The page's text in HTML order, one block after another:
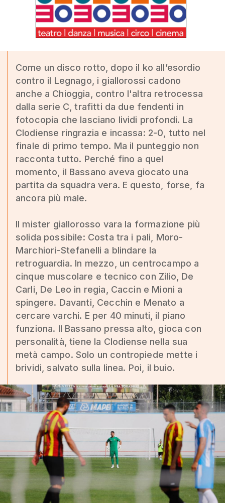
Come un disco rotto, dopo il ko all’esordio
contro il Legnago, i giallorossi cadono
anche a Chioggia, contro l'altra retrocessa
dalla serie C, trafitti da due fendenti in
fotocopia che lasciano lividi profondi. La
Clodiense ringrazia e incassa: 2-0, tutto nel
finale di primo tempo. Ma il punteggio non
racconta tutto. Perché fino a quel
momento, il Bassano aveva giocato una
partita da squadra vera. E questo, forse, fa
ancora più male.
Il mister giallorosso vara la formazione più
solida possibile: Costa tra i pali, Moro-
Marchiori-Stefanelli a blindare la
retroguardia. In mezzo, un centrocampo a
cinque muscolare e tecnico con Zilio, De
Carli, De Leo in regia, Caccin e Mioni a
spingere. Davanti, Cecchin e Menato a
cercare varchi. E per 40 minuti, il piano
funziona. Il Bassano pressa alto, gioca con
personalità, tiene la Clodiense nella sua
metà campo. Solo un contropiede mette i
brividi, salvato sulla linea. Poi, il buio.